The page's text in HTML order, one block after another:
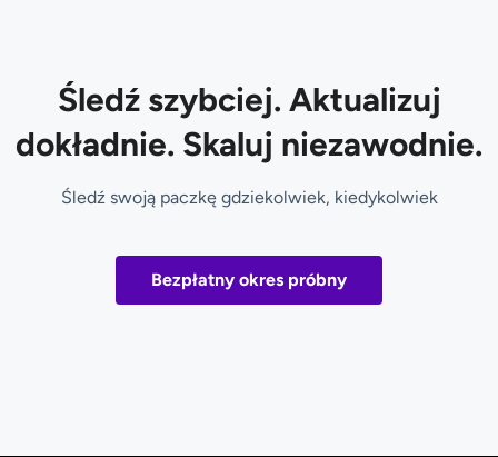
Śledź szybciej. Aktualizuj
dokładnie. Skaluj niezawodnie.
Śledź swoją paczkę gdziekolwiek, kiedykolwiek
Bezpłatny okres próbny